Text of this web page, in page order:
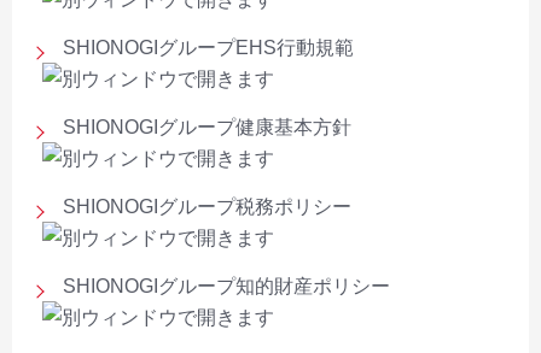
SHIONOGIグループEHS行動規範
SHIONOGIグループ健康基本方針
SHIONOGIグループ税務ポリシー
SHIONOGIグループ知的財産ポリシー